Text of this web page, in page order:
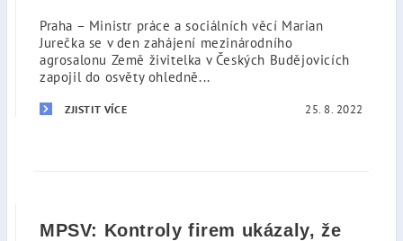
Praha – Ministr práce a sociálních věcí Marian
Jurečka se v den zahájení mezinárodního
agrosalonu Země živitelka v Českých Budějovicích
zapojil do osvěty ohledně...
ZJISTIT VÍCE 25. 8. 2022
MPSV: Kontroly firem ukázaly, že